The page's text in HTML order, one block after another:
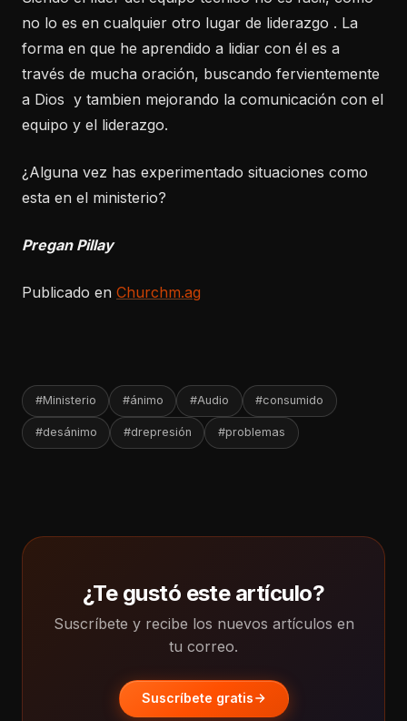
no lo es en cualquier otro lugar de liderazgo . La
forma en que he aprendido a lidiar con él es a
través de mucha oración, buscando fervientemente
a Dios y tambien mejorando la comunicación con el
equipo y el liderazgo.
¿Alguna vez has experimentado situaciones como
esta en el ministerio?
Pregan Pillay
Publicado en Churchm.ag
#Ministerio #ánimo #Audio #consumido
#desánimo #drepresión #problemas
¿Te gustó este artículo?
Suscríbete y recibe los nuevos artículos en
tu correo.
Suscríbete gratis